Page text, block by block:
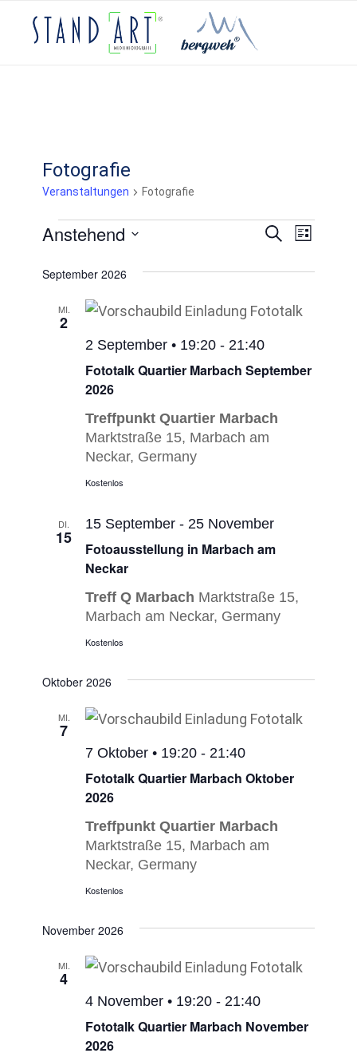
Fotografie
Veranstaltungen Fotografie
Veranstaltungen
Suche
und
Suche
Liste
Anstehend
wählen.
September 2026
MI.
2
Fototalk Quartier Marbach September
2026
2 September • 19:20 - 21:40
Treffpunkt Quartier Marbach
Marktstraße 15, Marbach am
Neckar, Germany
Kostenlos
DI.
15
Fotoausstellung in Marbach am
Neckar
15 September - 25 November
Treff Q Marbach Marktstraße 15,
Marbach am Neckar, Germany
Kostenlos
Oktober 2026
MI.
7
Fototalk Quartier Marbach Oktober
2026
7 Oktober • 19:20 - 21:40
Treffpunkt Quartier Marbach
Marktstraße 15, Marbach am
Neckar, Germany
Kostenlos
November 2026
MI.
4
Fototalk Quartier Marbach November
2026
4 November • 19:20 - 21:40